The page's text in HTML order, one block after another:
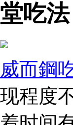
堂吃
威而鋼
现程度